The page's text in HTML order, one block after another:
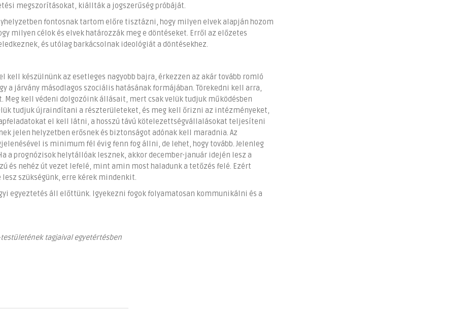
megszorításokat, kiállták a jogszerűség próbáját.
fontosnak tartom előre tisztázni, hogy milyen elvek alapján hozom
milyen célok és elvek határozzák meg e döntéseket. Erről az előzetes
és utólag barkácsolnak ideológiát a döntésekhez.
készülnünk az esetleges nagyobb bajra, érkezzen az akár tovább romló
a járvány másodlagos szociális hatásának formájában. Törekedni kell arra,
Meg kell védeni dolgozóink állásait, mert csak velük tudjuk működésben
tudjuk újraindítani a részterületeket, és meg kell őrizni az intézményeket,
el kell látni, a hosszú távú kötelezettségvállalásokat teljesíteni
jelen helyzetben erősnek és biztonságot adónak kell maradnia. Az
is minimum fél évig fenn fog állni, de lehet, hogy tovább. Jelenleg
a prognózisok helytállóak lesznek, akkor december-január idején lesz a
és nehéz út vezet lefelé, mint amin most haladunk a tetőzés felé. Ezért
szükségünk, erre kérek mindenkit.
egyeztetés áll előttünk. Igyekezni fogok folyamatosan kommunikálni és a
testületének tagjaival egyetértésben